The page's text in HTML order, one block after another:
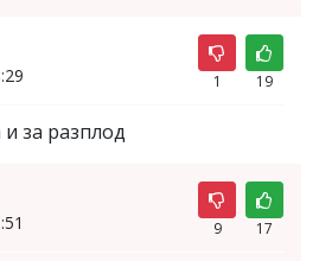
1 19
за разплод
9 17